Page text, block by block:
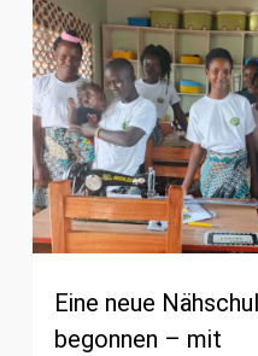
Eine neue
begonnen – mit
0